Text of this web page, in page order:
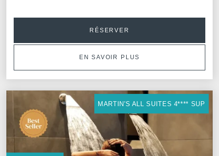
RÉSERVER
EN SAVOIR PLUS
MARTIN'S ALL SUITES 4**** SUP
conservation des données est de
rectification, de portabilité,
traitement. Vous pouvez vous opposer
nous contactant directement. Vous
réclamation auprès d'une autorité de
de données à caractère personnel ne
vigueur.